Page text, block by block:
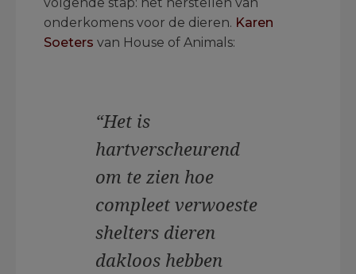
onderkomens voor de dieren. Karen
Soeters van House of Animals:
“Het is
hartverscheurend
om te zien hoe
compleet verwoeste
shelters dieren
dakloos hebben